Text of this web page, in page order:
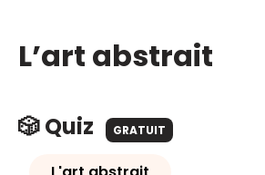
L’art abstrait
🎲 Quiz GRATUIT